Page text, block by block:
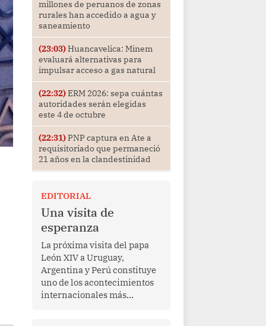
millones de peruanos de zonas
rurales han accedido a agua y
saneamiento
(23:03)Huancavelica: Minem
evaluará alternativas para
impulsar acceso a gas natural
(22:32)ERM 2026: sepa cuántas
autoridades serán elegidas
este 4 de octubre
(22:31)PNP captura en Ate a
requisitoriado que permaneció
21 años en la clandestinidad
EDITORIAL
Una visita de
esperanza
La próxima visita del papa
León XIV a Uruguay,
Argentina y Perú constituye
uno de los acontecimientos
internacionales más